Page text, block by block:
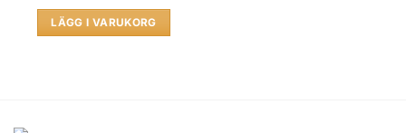
LÄGG I VARUKORG